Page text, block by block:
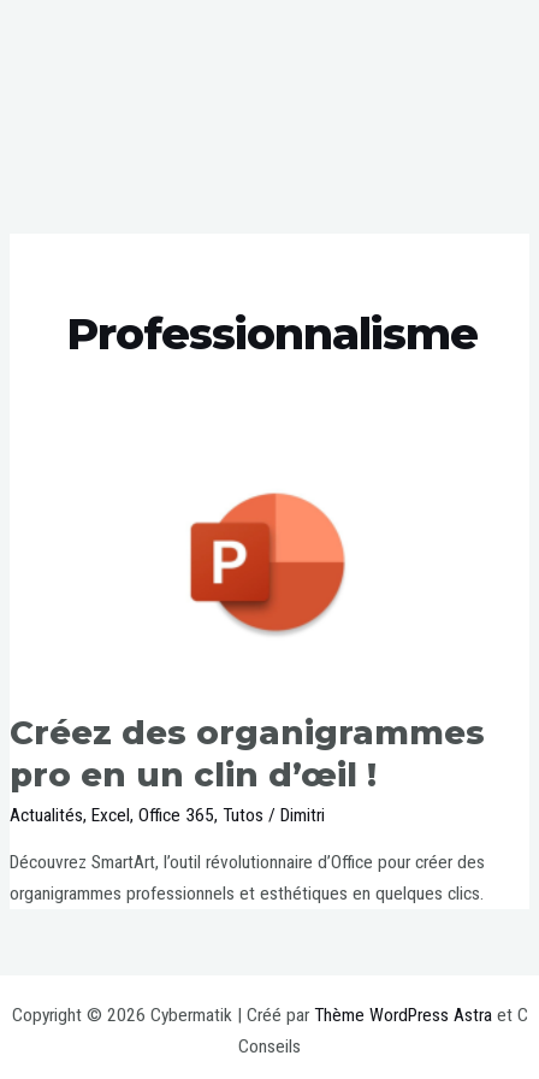
Professionnalisme
Créez des organigrammes
pro en un clin d’œil !
Actualités,Excel,Office 365,Tutos /Dimitri
Découvrez SmartArt, l’outil révolutionnaire d’Office pour créer des
organigrammes professionnels et esthétiques en quelques clics.
Copyright © 2026 Cybermatik | Créé par Thème WordPress Astraet C
Conseils